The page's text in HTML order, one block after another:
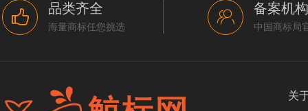
品类齐全
海量商标任您挑选
备案机构
中国商标局
关